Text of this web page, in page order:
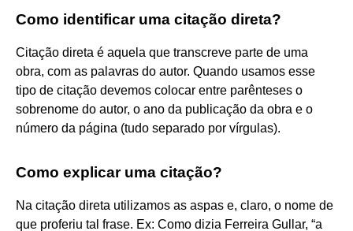
Como identificar uma citação direta?
Citação direta é aquela que transcreve parte de uma
obra, com as palavras do autor. Quando usamos esse
tipo de citação devemos colocar entre parênteses o
sobrenome do autor, o ano da publicação da obra e o
número da página (tudo separado por vírgulas).
Como explicar uma citação?
Na citação direta utilizamos as aspas e, claro, o nome de
que proferiu tal frase. Ex: Como dizia Ferreira Gullar, “a